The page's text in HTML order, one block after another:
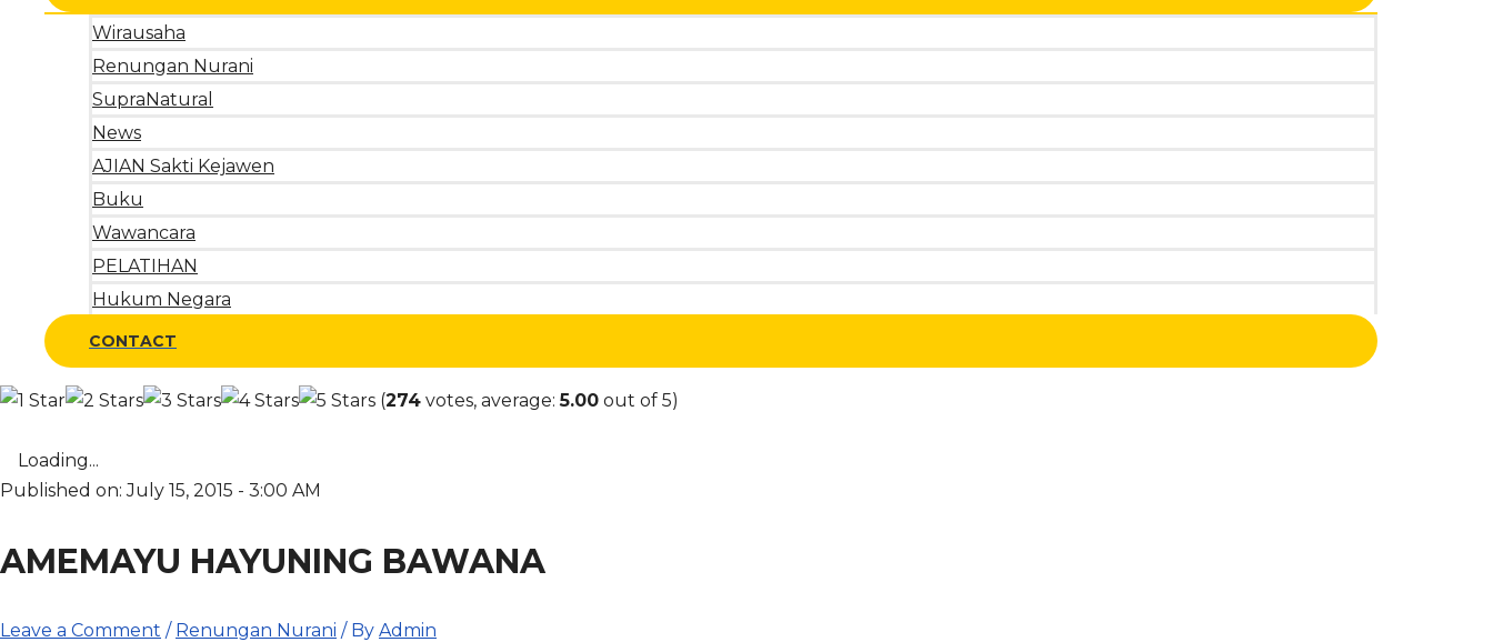
Wirausaha
Renungan Nurani
SupraNatural
News
AJIAN Sakti Kejawen
Buku
Wawancara
PELATIHAN
Hukum Negara
CONTACT
(274 votes, average:5.00 out of 5)
Loading...
Published on: July 15, 2015 - 3:00 AM
AMEMAYU HAYUNING BAWANA
Leave a Comment / Renungan Nurani / By Admin